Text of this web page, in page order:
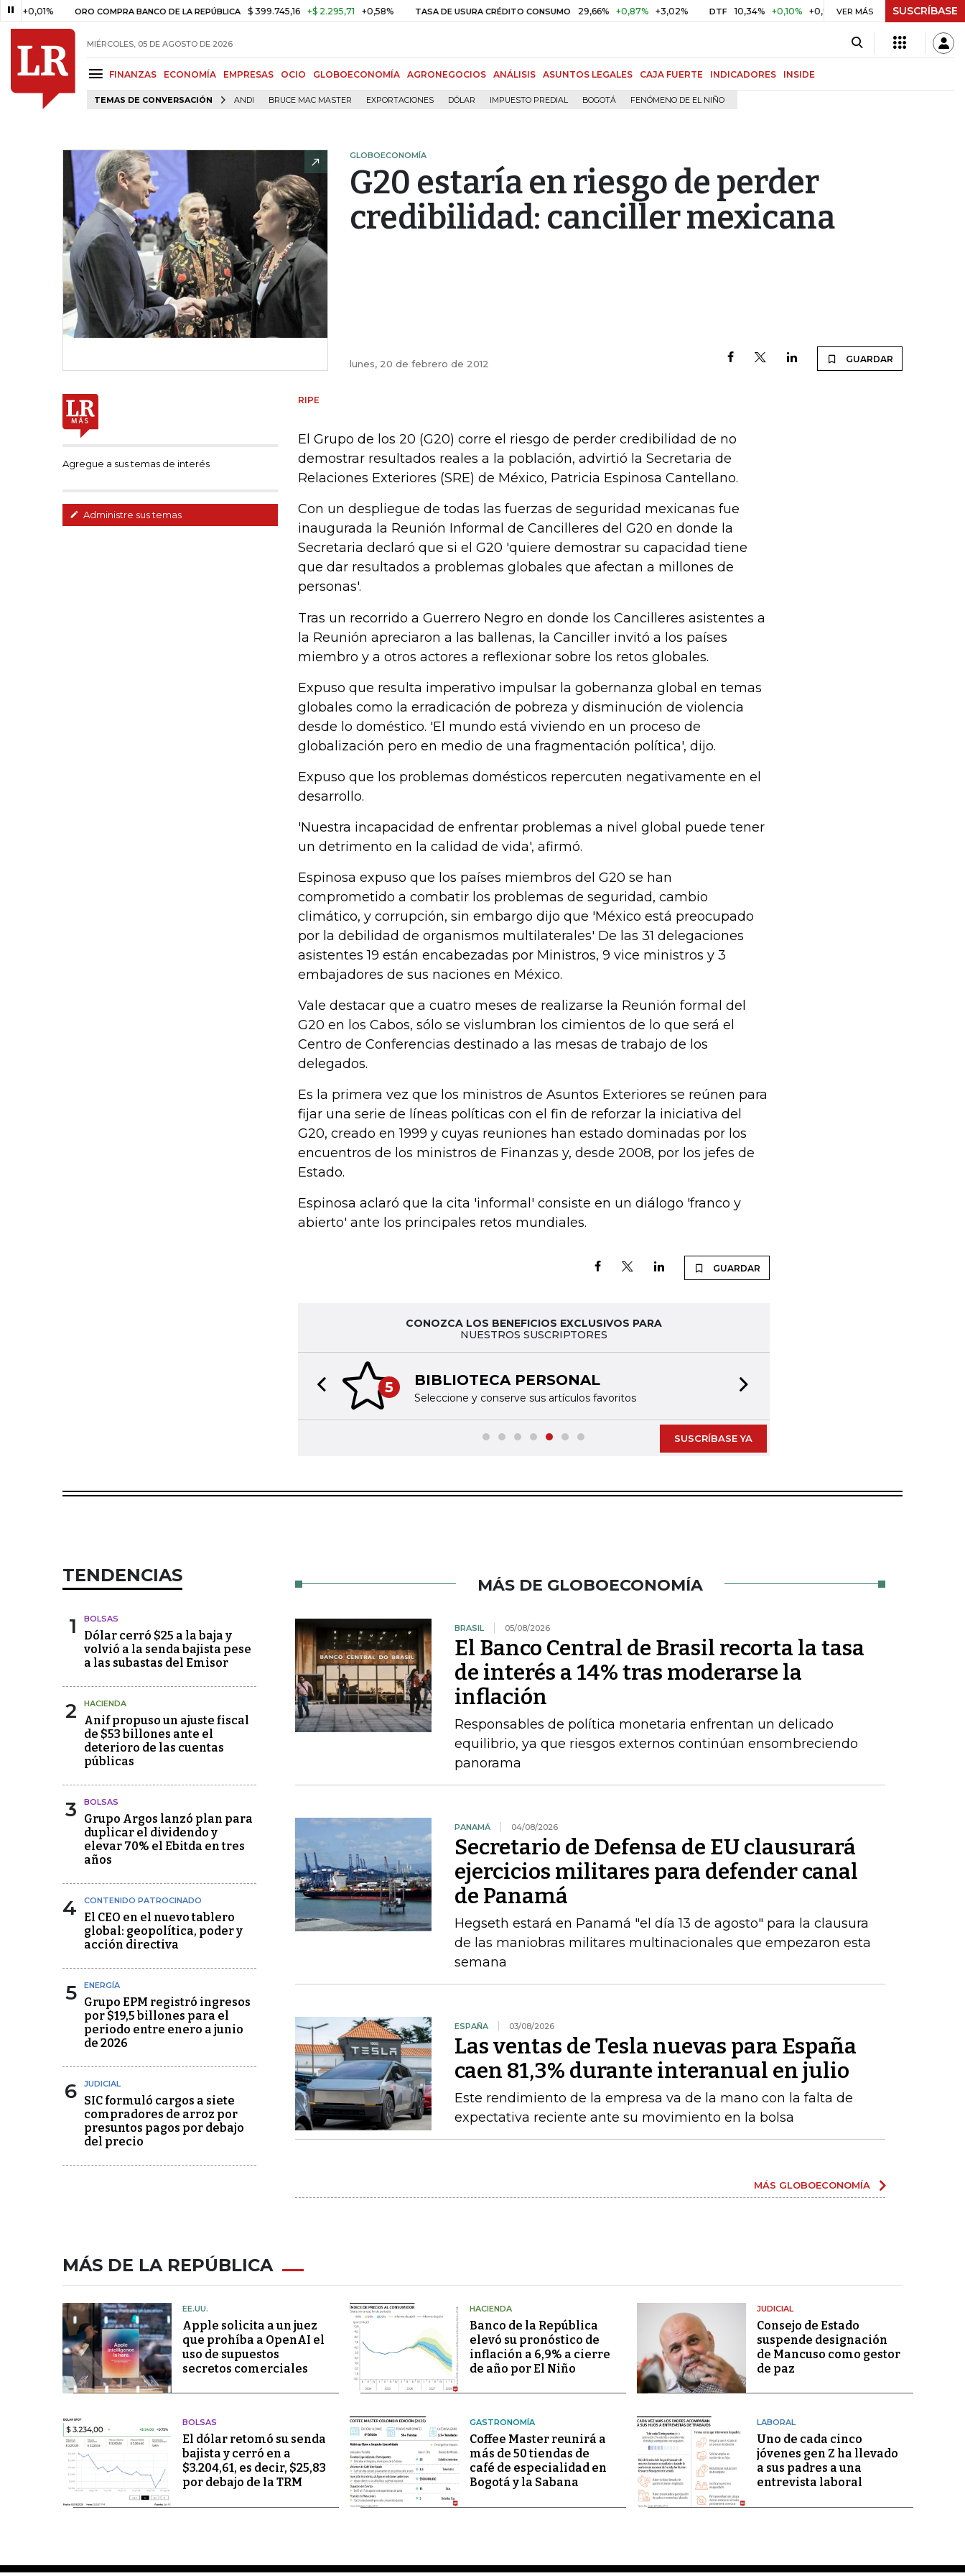
ORO COMPRA BANCO DE LA REPÚBLICA $ 399.745,16 +$ 2.295,71 +0,58% TASA DE USURA CRÉDITO CONSUMO 29,66% +0,87% +3,02% DTF 10,34% +0,10% +0,98% UVR $ 416,81 +$ 0,05 +0,01%
VER MÁS SUSCRÍBASE
MIÉRCOLES, 05 DE AGOSTO DE 2026
FINANZAS ECONOMÍA EMPRESAS OCIO GLOBOECONOMÍA AGRONEGOCIOS ANÁLISIS ASUNTOS LEGALES CAJA FUERTE INDICADORES INSIDE
TEMAS DE CONVERSACIÓN ANDI BRUCE MAC MASTER EXPORTACIONES DÓLAR IMPUESTO PREDIAL BOGOTÁ FENÓMENO DE EL NIÑO
GLOBOECONOMÍA
G20 estaría en riesgo de perder
credibilidad: canciller mexicana
lunes, 20 de febrero de 2012 GUARDAR
Agregue a sus temas de interés
Administre sus temas
RIPE
El Grupo de los 20 (G20) corre el riesgo de perder credibilidad de no
demostrar resultados reales a la población, advirtió la Secretaria de
Relaciones Exteriores (SRE) de México, Patricia Espinosa Cantellano.
Con un despliegue de todas las fuerzas de seguridad mexicanas fue
inaugurada la Reunión Informal de Cancilleres del G20 en donde la
Secretaria declaró que si el G20 'quiere demostrar su capacidad tiene
que dar resultados a problemas globales que afectan a millones de
personas'.
Tras un recorrido a Guerrero Negro en donde los Cancilleres asistentes a
la Reunión apreciaron a las ballenas, la Canciller invitó a los países
miembro y a otros actores a reflexionar sobre los retos globales.
Expuso que resulta imperativo impulsar la gobernanza global en temas
globales como la erradicación de pobreza y disminución de violencia
desde lo doméstico. 'El mundo está viviendo en un proceso de
globalización pero en medio de una fragmentación política', dijo.
Expuso que los problemas domésticos repercuten negativamente en el
desarrollo.
'Nuestra incapacidad de enfrentar problemas a nivel global puede tener
un detrimento en la calidad de vida', afirmó.
Espinosa expuso que los países miembros del G20 se han
comprometido a combatir los problemas de seguridad, cambio
climático, y corrupción, sin embargo dijo que 'México está preocupado
por la debilidad de organismos multilaterales' De las 31 delegaciones
asistentes 19 están encabezadas por Ministros, 9 vice ministros y 3
embajadores de sus naciones en México.
Vale destacar que a cuatro meses de realizarse la Reunión formal del
G20 en los Cabos, sólo se vislumbran los cimientos de lo que será el
Centro de Conferencias destinado a las mesas de trabajo de los
delegados.
Es la primera vez que los ministros de Asuntos Exteriores se reúnen para
fijar una serie de líneas políticas con el fin de reforzar la iniciativa del
G20, creado en 1999 y cuyas reuniones han estado dominadas por los
encuentros de los ministros de Finanzas y, desde 2008, por los jefes de
Estado.
Espinosa aclaró que la cita 'informal' consiste en un diálogo 'franco y
abierto' ante los principales retos mundiales.
GUARDAR
CONOZCA LOS BENEFICIOS EXCLUSIVOS PARA
NUESTROS SUSCRIPTORES
5 BIBLIOTECA PERSONAL
Seleccione y conserve sus artículos favoritos
Previous slide
SUSCRÍBASE YA
TENDENCIAS
1 BOLSAS
Dólar cerró $25 a la baja y
volvió a la senda bajista pese
a las subastas del Emisor
2 HACIENDA
Anif propuso un ajuste fiscal
de $53 billones ante el
deterioro de las cuentas
públicas
3 BOLSAS
Grupo Argos lanzó plan para
duplicar el dividendo y
elevar 70% el Ebitda en tres
años
4 CONTENIDO PATROCINADO
El CEO en el nuevo tablero
global: geopolítica, poder y
acción directiva
5 ENERGÍA
Grupo EPM registró ingresos
por $19,5 billones para el
periodo entre enero a junio
de 2026
6 JUDICIAL
SIC formuló cargos a siete
compradores de arroz por
presuntos pagos por debajo
del precio
MÁS DE GLOBOECONOMÍA
BRASIL 05/08/2026
El Banco Central de Brasil recorta la tasa
de interés a 14% tras moderarse la
inflación
Responsables de política monetaria enfrentan un delicado
equilibrio, ya que riesgos externos continúan ensombreciendo
panorama
PANAMÁ 04/08/2026
Secretario de Defensa de EU clausurará
ejercicios militares para defender canal
de Panamá
Hegseth estará en Panamá "el día 13 de agosto" para la clausura
de las maniobras militares multinacionales que empezaron esta
semana
ESPAÑA 03/08/2026
Las ventas de Tesla nuevas para España
caen 81,3% durante interanual en julio
Este rendimiento de la empresa va de la mano con la falta de
expectativa reciente ante su movimiento en la bolsa
MÁS GLOBOECONOMÍA
MÁS DE LA REPÚBLICA
EE.UU.
Apple solicita a un juez
que prohíba a OpenAI el
uso de supuestos
secretos comerciales
HACIENDA
Banco de la República
elevó su pronóstico de
inflación a 6,9% a cierre
de año por El Niño
JUDICIAL
Consejo de Estado
suspende designación
de Mancuso como gestor
de paz
BOLSAS
El dólar retomó su senda
bajista y cerró en a
$3.204,61, es decir, $25,83
por debajo de la TRM
GASTRONOMÍA
Coffee Master reunirá a
más de 50 tiendas de
café de especialidad en
Bogotá y la Sabana
LABORAL
Uno de cada cinco
jóvenes gen Z ha llevado
a sus padres a una
entrevista laboral